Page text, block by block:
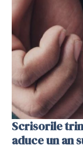
Scrisorile
aduce un an